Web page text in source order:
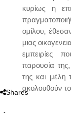
κυρίως η
ομίλου,
μιας
εμπειρίες
παρουσία
της και μέλη
ακολουθούν
Shares